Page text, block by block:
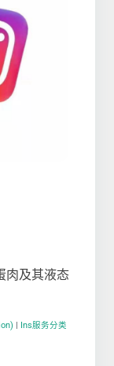
肉及其液态
Ins服务分类